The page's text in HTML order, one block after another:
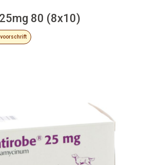
80 (8x10)
voorschrift